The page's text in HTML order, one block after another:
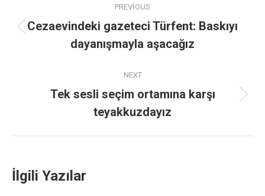
PREVIOUS
Cezaevindeki gazeteci Türfent: Baskıyı
dayanışmayla aşacağız
NEXT
Tek sesli seçim ortamına karşı
teyakkuzdayız
İlgili Yazılar